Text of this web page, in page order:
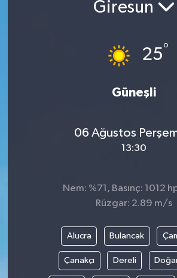
Giresun
25°
Güneşli
06 Ağustos
13:30
Nem: %71, Basınç: 1012
Rüzgar: 2.89 m/s
Alucra Bulancak
Çanakçı Dereli